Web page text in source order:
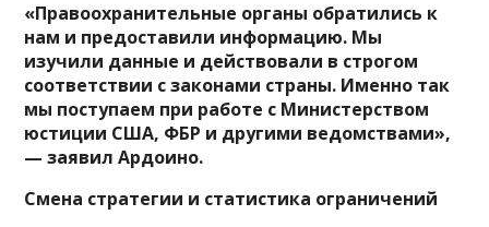
«Правоохранительные органы обратились к
нам и предоставили информацию. Мы
изучили данные и действовали в строгом
соответствии с законами страны. Именно так
мы поступаем при работе с Министерством
юстиции США, ФБР и другими ведомствами»,
— заявил Ардоино.
Смена стратегии и статистика ограничений